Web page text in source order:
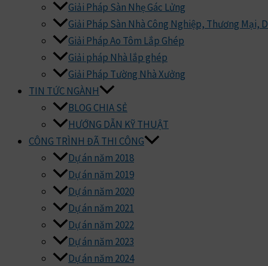
Giải Pháp Sàn Nhẹ Gác Lửng
Giải Pháp Sàn Nhà Công Nghiệp, Thương Mại,
Giải Pháp Ao Tôm Lắp Ghép
Giải pháp Nhà lắp ghép
Giải Pháp Tường Nhà Xưởng
TIN TỨC NGÀNH
BLOG CHIA SẺ
HƯỚNG DẪN KỸ THUẬT
CÔNG TRÌNH ĐÃ THI CÔNG
Dự án năm 2018
Dự án năm 2019
Dự án năm 2020
Dự án năm 2021
Dự án năm 2022
Dự án năm 2023
Dự án năm 2024